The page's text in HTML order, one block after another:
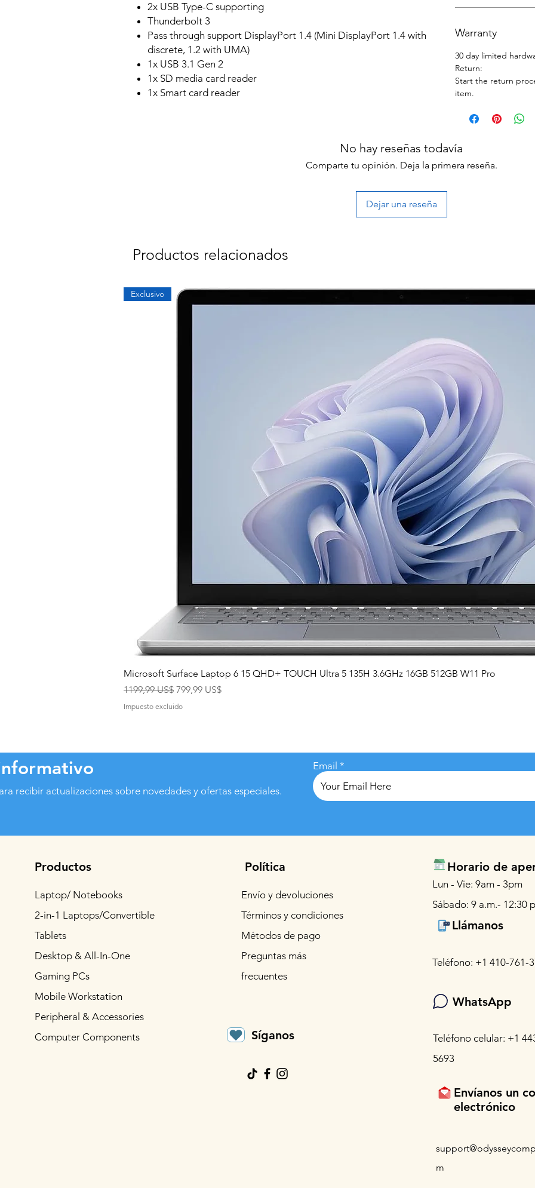
2x USB Type-C supporting
Thunderbolt 3
Pass through support DisplayPort 1.4 (Mini DisplayPort 1.4 with
discrete, 1.2 with UMA)
1x USB 3.1 Gen 2
1x SD media card reader
1x Smart card reader
Warranty
30 day limited
Return:
Start the return
item.
No hay reseñas todavía
Comparte tu opinión. Deja la primera reseña.
Dejar una reseña
Productos relacionados
Vista rápida
Exclusivo
Microsoft Surface Laptop 6 15 QHD+ TOUCH Ultra 5 135H 3.6GHz 16GB 512GB W11 Pro
Precio
1199,99 US$ Precio de oferta
799,99 US$
Impuesto excluido
recibir actualizaciones sobre novedades y ofertas especiales.
Email
Productos
Laptop/ Notebooks
2-in-1 Laptops/Convertible
Tablets
Desktop & All-In-One
Gaming PCs
Mobile Workstation
Peripheral & Accessories
Computer Components
Política
Envío y devoluciones
Términos y condiciones
Métodos de pago
Preguntas más
frecuentes
Síganos
Horario de
Lun - Vie: 9am - 3pm
Sábado: 9 a.m.- 12:30
Llámanos
Teléfono: +1 410-761-
WhatsApp
Teléfono celular: +1
5693
Envíanos un
electrónico
m